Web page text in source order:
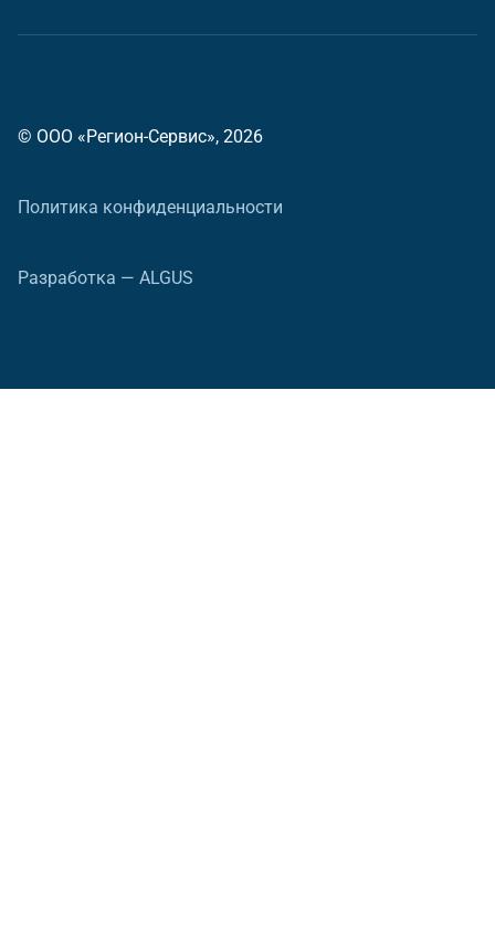
© ООО «Регион-Сервис», 2026
Политика конфиденциальности
Разработка — ALGUS